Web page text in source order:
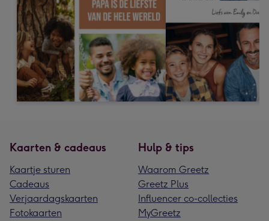
Kaarten & cadeaus
Kaartje sturen
Cadeaus
Verjaardagskaarten
Fotokaarten
Hulp & tips
Waarom Greetz
Greetz Plus
Influencer co-collecties
MyGreetz